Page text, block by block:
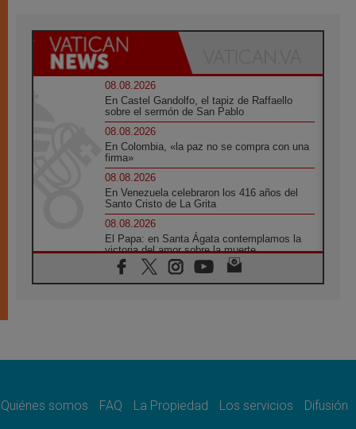
08.08.2026
En Castel Gandolfo, el tapiz de Raffaello
sobre el sermón de San Pablo
08.08.2026
En Colombia, «la paz no se compra con una
firma»
08.08.2026
En Venezuela celebraron los 416 años del
Santo Cristo de La Grita
08.08.2026
El Papa: en Santa Ágata contemplamos la
victoria del amor sobre la muerte
08.08.2026
León XIV visitará el Santuario de la Madre
07.08.2026
07.08.2026
Quiénes somos FAQ La Propiedad Los servicios
Difusión